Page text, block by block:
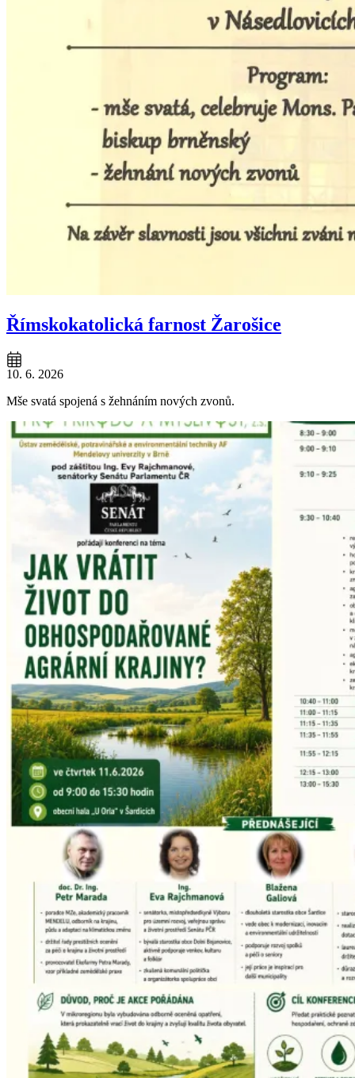
Římskokatolická farnost Žarošice
10. 6. 2026
Mše svatá spojená s žehnáním nových zvonů.